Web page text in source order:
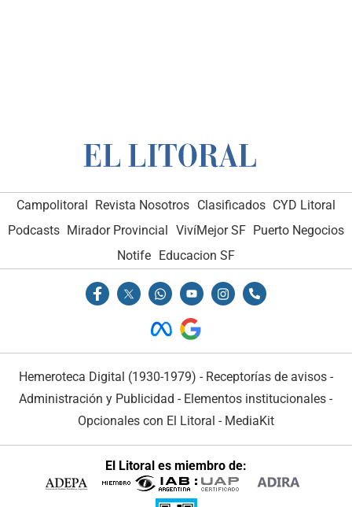
Campolitoral Revista Nosotros Clasificados CYD Litoral
Podcasts Mirador Provincial VivíMejor SF Puerto Negocios
Notife Educacion SF
Hemeroteca Digital (1930-1979) - Receptorías de avisos -
Administración y Publicidad - Elementos institucionales -
Opcionales con El Litoral - MediaKit
El Litoral es miembro de: